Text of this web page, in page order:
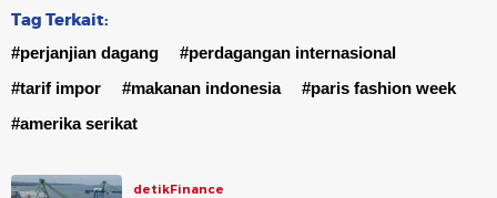
Tag Terkait:
#perjanjian dagang
#perdagangan internasional
#tarif impor
#makanan indonesia
#paris fashion week
#amerika serikat
detikFinance